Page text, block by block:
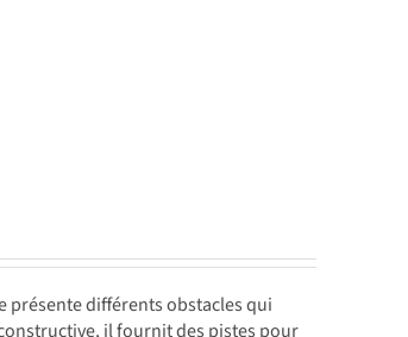
présente différents obstacles qui
il fournit des pistes pour